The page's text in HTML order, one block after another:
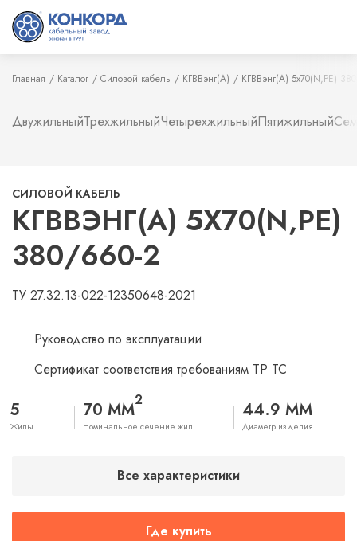
Главная Каталог Силовой кабель КГВВэнг(А) КГВВэнг(А) 5х70(N,PE)
ДвужильныйТрехжильныйЧетырехжильныйПятижильный
СИЛОВОЙ КАБЕЛЬ
КГВВЭНГ(А) 5Х70(N,PE)
380/660-2
ТУ 27.32.13-022-12350648-2021
Руководство по эксплуатации
Сертификат соответствия требованиям ТР ТС
5
Жилы
70 ММ2
Номинальное сечение жил
44.9 ММ
Диаметр изделия
Все характеристики
Где купить